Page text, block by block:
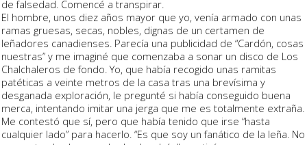
de falsedad. Comencé a transpirar.
El hombre, unos diez años mayor que yo, venía armado con unas
ramas gruesas, secas, nobles, dignas de un certamen de
leñadores canadienses. Parecía una publicidad de “Cardón, cosas
nuestras” y me imaginé que comenzaba a sonar un disco de Los
Chalchaleros de fondo. Yo, que había recogido unas ramitas
patéticas a veinte metros de la casa tras una brevísima y
desganada exploración, le pregunté si había conseguido buena
merca, intentando imitar una jerga que me es totalmente extraña.
Me contestó que sí, pero que había tenido que irse “hasta
cualquier lado” para hacerlo. “Es que soy un fanático de la leña. No